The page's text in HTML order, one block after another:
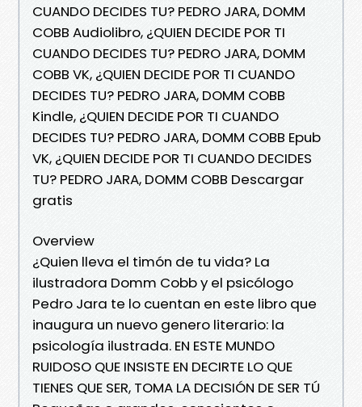
CUANDO DECIDES TU? PEDRO JARA, DOMM
COBB Audiolibro, ¿QUIEN DECIDE POR TI
CUANDO DECIDES TU? PEDRO JARA, DOMM
COBB VK, ¿QUIEN DECIDE POR TI CUANDO
DECIDES TU? PEDRO JARA, DOMM COBB
Kindle, ¿QUIEN DECIDE POR TI CUANDO
DECIDES TU? PEDRO JARA, DOMM COBB Epub
VK, ¿QUIEN DECIDE POR TI CUANDO DECIDES
TU? PEDRO JARA, DOMM COBB Descargar
gratis
Overview
¿Quien lleva el timón de tu vida? La
ilustradora Domm Cobb y el psicólogo
Pedro Jara te lo cuentan en este libro que
inaugura un nuevo genero literario: la
psicología ilustrada. EN ESTE MUNDO
RUIDOSO QUE INSISTE EN DECIRTE LO QUE
TIENES QUE SER, TOMA LA DECISIÓN DE SER TÚ